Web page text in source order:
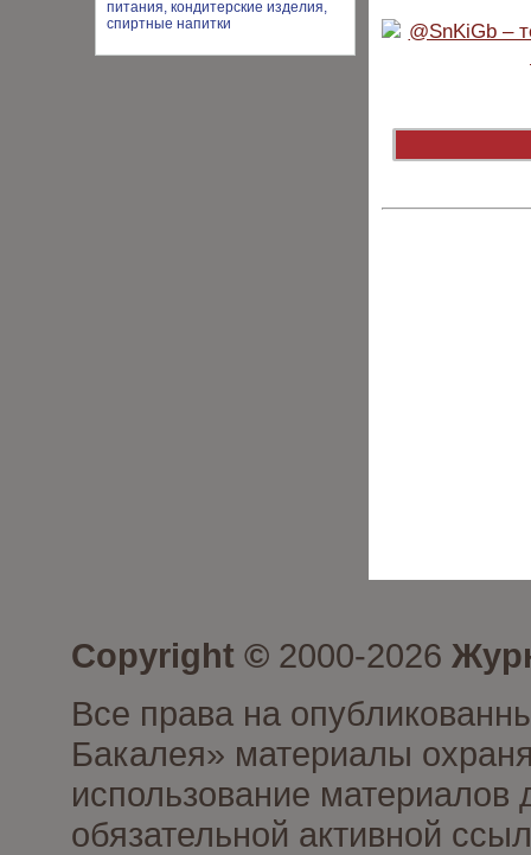
Copyright © 2000-2026
Все права на
Бакалея» материалы
использование материалов
обязательной активной